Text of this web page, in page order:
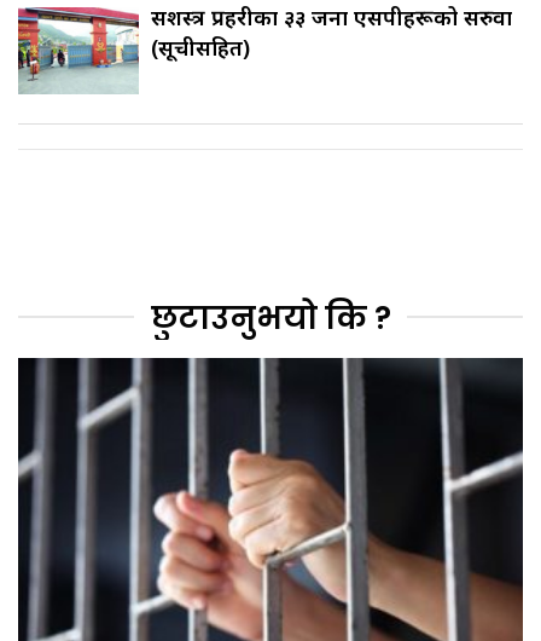
सशस्त्र प्रहरीका ३३ जना एसपीहरूको सरुवा
(सूचीसहित)
छुटाउनुभयो कि ?